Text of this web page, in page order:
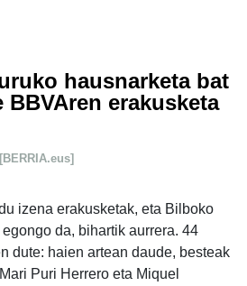
hausnarketa bat
BBVAren erakusketa
izena erakusketak, eta Bilboko
da, bihartik aurrera. 44
dute: haien artean daude, besteak
Puri Herrero eta Miquel